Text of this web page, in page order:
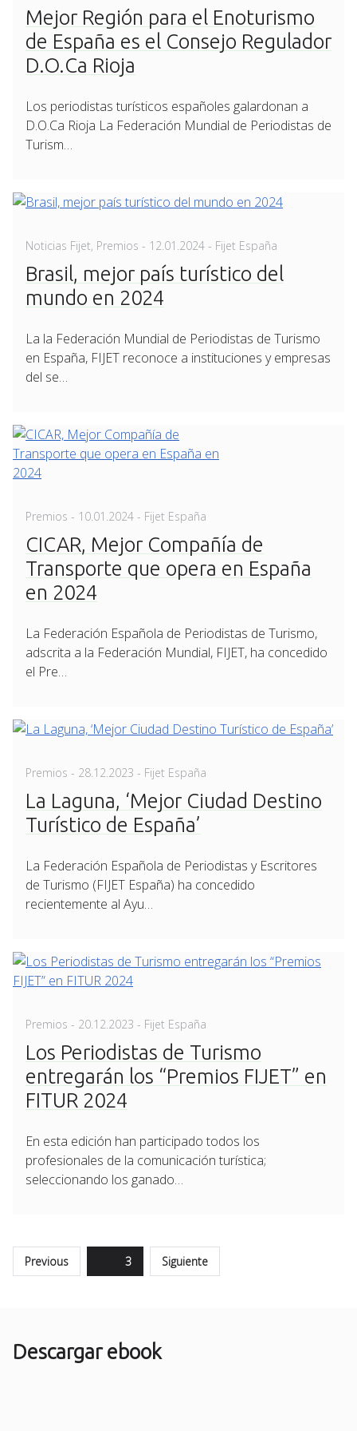
Mejor Región para el Enoturismo
de España es el Consejo Regulador
D.O.Ca Rioja
Los periodistas turísticos españoles galardonan a
D.O.Ca Rioja La Federación Mundial de Periodistas de
Turism…
Noticias Fijet, Premios - Posted
12.01.2024 - Fijet España
Brasil, mejor país turístico del
mundo en 2024
La la Federación Mundial de Periodistas de Turismo
en España, FIJET reconoce a instituciones y empresas
del se…
Premios - Posted
10.01.2024 - Fijet España
CICAR, Mejor Compañía de
Transporte que opera en España
en 2024
La Federación Española de Periodistas de Turismo,
adscrita a la Federación Mundial, FIJET, ha concedido
el Pre…
Premios - Posted
28.12.2023 - Fijet España
La Laguna, ‘Mejor Ciudad Destino
Turístico de España’
La Federación Española de Periodistas y Escritores
de Turismo (FIJET España) ha concedido
recientemente al Ayu…
Premios - Posted
20.12.2023 - Fijet España
Los Periodistas de Turismo
entregarán los “Premios FIJET” en
FITUR 2024
En esta edición han participado todos los
profesionales de la comunicación turística;
seleccionando los ganado…
Paginación
de
Previous Page3 Siguiente
Descargar ebook